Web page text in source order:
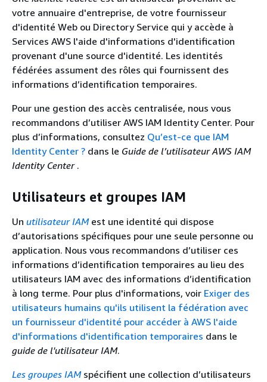
votre annuaire d'entreprise, de votre fournisseur
d'identité Web ou Directory Service qui y accède à
Services AWS l'aide d'informations d'identification
provenant d'une source d'identité. Les identités
fédérées assument des rôles qui fournissent des
informations d’identification temporaires.
Pour une gestion des accès centralisée, nous vous
recommandons d’utiliser AWS IAM Identity Center. Pour
plus d’informations, consultez Qu’est-ce que IAM
Identity Center ? dans le Guide de l’utilisateur AWS IAM
Identity Center .
Utilisateurs et groupes IAM
Un utilisateur IAMest une identité qui dispose
d’autorisations spécifiques pour une seule personne ou
application. Nous vous recommandons d’utiliser ces
informations d’identification temporaires au lieu des
utilisateurs IAM avec des informations d’identification
à long terme. Pour plus d'informations, voir Exiger des
utilisateurs humains qu'ils utilisent la fédération avec
un fournisseur d'identité pour accéder à AWS l'aide
d'informations d'identification temporaires dans le
guide de l'utilisateur IAM.
Les groupes IAMspécifient une collection d’utilisateurs